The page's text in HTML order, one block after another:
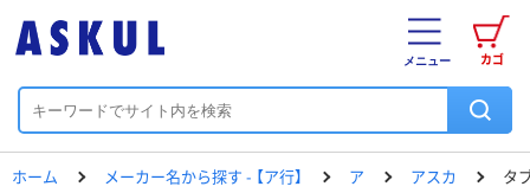
カゴ
メニュー
ホーム メーカー名から探す - 【ア行】 ア アスカ タ